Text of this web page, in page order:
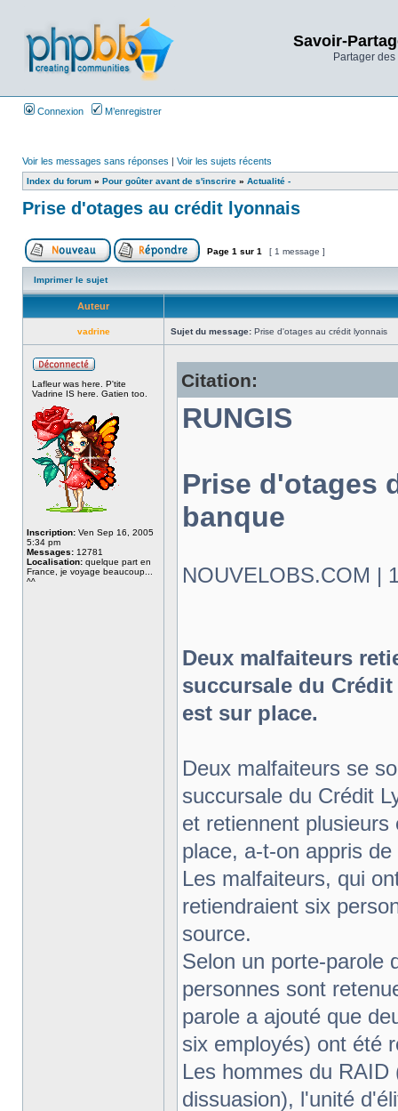
Savoir-
Partager
Connexion M’enregistrer
Voir les messages sans réponses | Voir les sujets récents
Index du forum » Pour goûter avant de s'inscrire » Actualité -
Prise d'otages au crédit lyonnais
Page 1 sur 1 [ 1 message ]
Imprimer le sujet
Auteur
vadrine Sujet du message: Prise d'otages au crédit lyonnais
Lafleur was here. P'tite
Vadrine IS here. Gatien too.
Inscription: Ven Sep 16, 2005
5:34 pm
Messages: 12781
Localisation: quelque part en
France, je voyage beaucoup...
^^
Citation:
RUNGIS
Prise d'otages
banque
NOUVELOBS.COM |
Deux malfaiteurs
succursale du
est sur place.
Deux malfaiteurs se
succursale du Crédit
et retiennent
place, a-t-on appris
Les malfaiteurs, qui
retiendraient six
source.
Selon un porte-parole
personnes sont
parole a ajouté que
six employés) ont été
Les hommes du
dissuasion), l'unité